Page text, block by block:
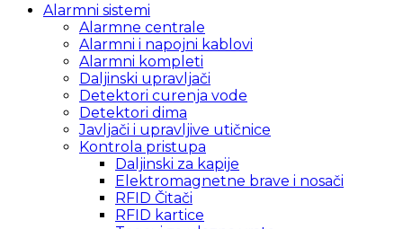
Alarmni sistemi
Alarmne centrale
Alarmni i napojni kablovi
Alarmni kompleti
Daljinski upravljači
Detektori curenja vode
Detektori dima
Javljači i upravljive utičnice
Kontrola pristupa
Daljinski za kapije
Elektromagnetne brave i nosači
RFID Čitači
RFID kartice